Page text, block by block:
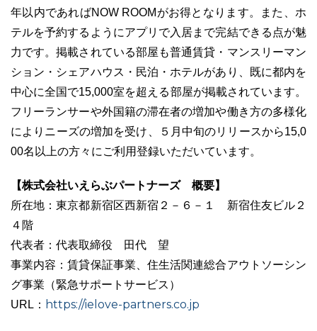
特長 サービス一覧 プラン
03-6689-1791
年以内であればNOW ROOMがお得となります。また、ホ
テルを予約するようにアプリで入居まで完結できる点が魅
力です。掲載されている部屋も普通賃貸・マンスリーマン
ション・シェアハウス・⺠泊・ホテルがあり、既に都内を
中⼼に全国で15,000室を超える部屋が掲載されています。
フリーランサーや外国籍の滞在者の増加や働き方の多様化
によりニーズの増加を受け、５⽉中旬のリリースから15,0
00名以上の方々にご利⽤登録いただいています。
【株式会社いえらぶパートナーズ 概要】
所在地：東京都新宿区西新宿２－６－１ 新宿住友ビル２
４階
代表者：代表取締役 田代 望
事業内容：賃貸保証事業、住生活関連総合アウトソーシン
グ事業（緊急サポートサービス）
URL： https://ielove-partners.co.jp